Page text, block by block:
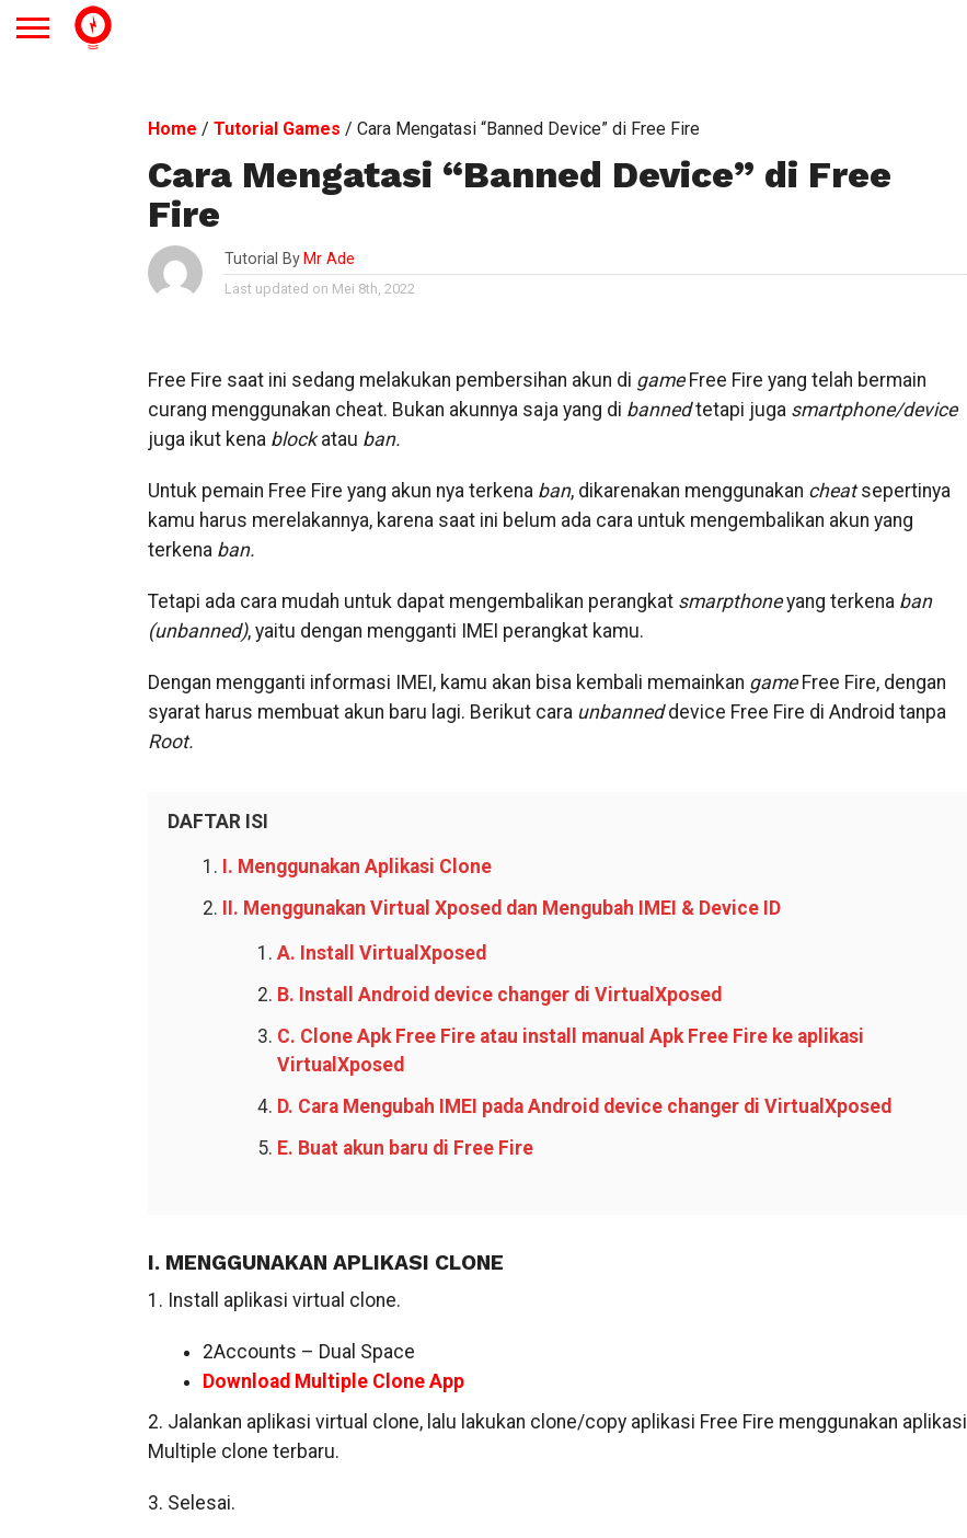
Home / Tutorial Games / Cara Mengatasi “Banned Device” di Free Fire
Cara Mengatasi “Banned Device” di Free
Fire
Tutorial By Mr Ade
Last updated on Mei 8th, 2022
Free Fire saat ini sedang melakukan pembersihan akun di gameFree Fire yang telah bermain
curang menggunakan cheat. Bukan akunnya saja yang di bannedtetapi juga smartphone/device
juga ikut kena blockatau ban.
Untuk pemain Free Fire yang akun nya terkena ban, dikarenakan menggunakan cheatsepertinya
kamu harus merelakannya, karena saat ini belum ada cara untuk mengembalikan akun yang
terkenaban.
Tetapi ada cara mudah untuk dapat mengembalikan perangkat smarpthoneyang terkenaban
(unbanned), yaitu dengan mengganti IMEI perangkat kamu.
Dengan mengganti informasi IMEI, kamu akan bisa kembali memainkan gameFree Fire, dengan
syarat harus membuat akun baru lagi. Berikut cara unbanneddevice Free Fire di Android tanpa
Root.
DAFTAR ISI
I. Menggunakan Aplikasi Clone
II. Menggunakan Virtual Xposed dan Mengubah IMEI & Device ID
A. Install VirtualXposed
B. Install Android device changer di VirtualXposed
C. Clone Apk Free Fire atau install manual Apk Free Fire ke aplikasi
VirtualXposed
D. Cara Mengubah IMEI pada Android device changer di VirtualXposed
E. Buat akun baru di Free Fire
I. MENGGUNAKAN APLIKASI CLONE
1. Install aplikasi virtual clone.
2Accounts – Dual Space
Download Multiple Clone App
2. Jalankan aplikasi virtual clone, lalu lakukan clone/copy aplikasi Free Fire menggunakan aplikasi
Multiple clone terbaru.
3. Selesai.